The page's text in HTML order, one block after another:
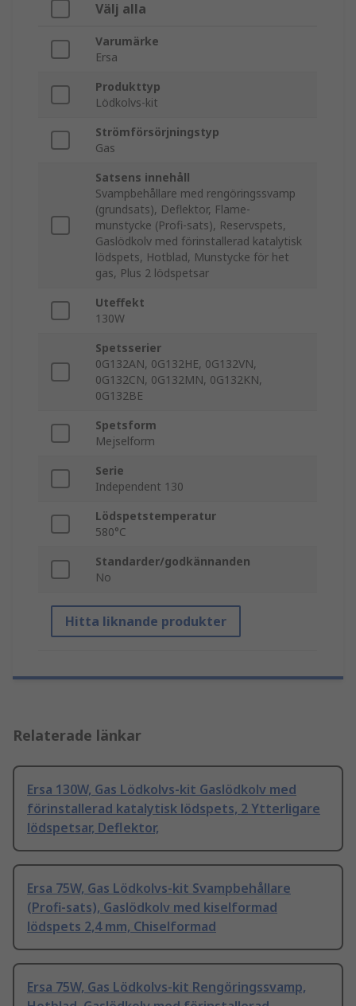
Välj alla
Varumärke
Ersa
Produkttyp
Lödkolvs-kit
Strömförsörjningstyp
Gas
Satsens innehåll
Svampbehållare med rengöringssvamp
(grundsats), Deflektor, Flame-
munstycke (Profi-sats), Reservspets,
Gaslödkolv med förinstallerad katalytisk
lödspets, Hotblad, Munstycke för het
gas, Plus 2 lödspetsar
Uteffekt
130W
Spetsserier
0G132AN, 0G132HE, 0G132VN,
0G132CN, 0G132MN, 0G132KN,
0G132BE
Spetsform
Mejselform
Serie
Independent 130
Lödspetstemperatur
580°C
Standarder/godkännanden
No
Hitta liknande produkter
Relaterade länkar
Ersa 130W, Gas Lödkolvs-kit Gaslödkolv med
förinstallerad katalytisk lödspets, 2 Ytterligare
lödspetsar, Deflektor,
Ersa 75W, Gas Lödkolvs-kit Svampbehållare
(Profi-sats), Gaslödkolv med kiselformad
lödspets 2,4 mm, Chiselformad
Ersa 75W, Gas Lödkolvs-kit Rengöringssvamp,